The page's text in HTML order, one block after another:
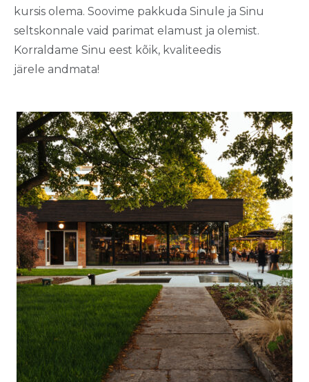
kursis olema. Soovime pakkuda Sinule ja Sinu
seltskonnale vaid parimat elamust ja olemist.
Korraldame Sinu eest kõik, kvaliteedis
järele andmata!